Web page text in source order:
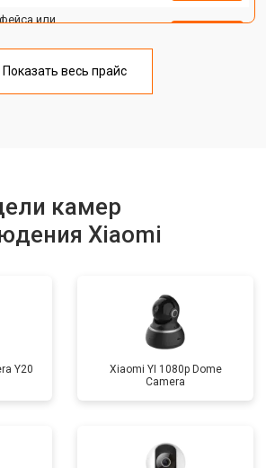
или
IP
от 1100 ₽
Показать весь прайс
камер
Xiaomi
Y20
Xiaomi YI 1080p Dome
Camera